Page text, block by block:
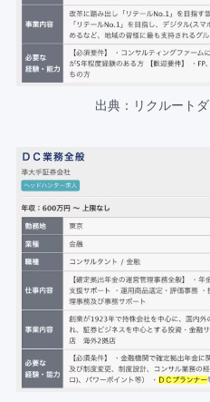
出典：リクルート